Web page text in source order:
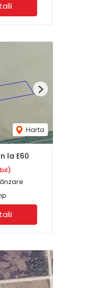
Harta
Next
la E60